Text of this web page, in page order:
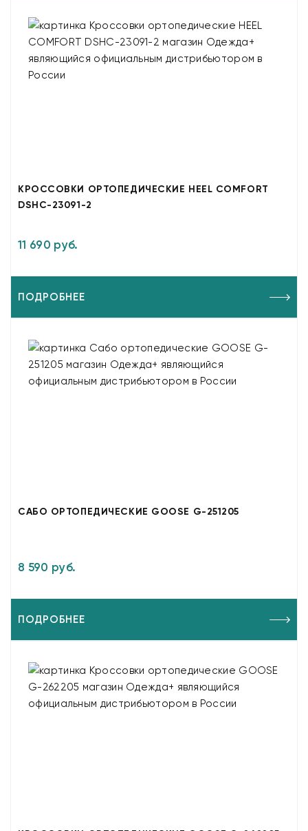
КРОССОВКИ ОРТОПЕДИЧЕСКИЕ HEEL COMFORT
DSHC-23091-2
11 690 руб.
ПОДРОБНЕЕ
САБО ОРТОПЕДИЧЕСКИЕ GOOSE G-251205
8 590 руб.
ПОДРОБНЕЕ